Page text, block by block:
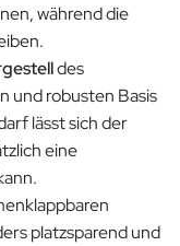
während die
des
und robusten Basis
lässt sich der
eine
platzsparend und